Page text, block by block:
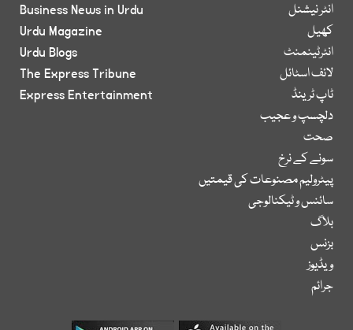
انٹر نیشنل
کھیل
انٹرٹینمنٹ
لائف اسٹائل
ٹاپ ٹرینڈ
دلچسپ و عجیب
صحت
سونے کے نرخ
پیٹرولیم مصنوعات کی قیمتیں
سائنس و ٹیکنالوجی
بلاگ
بزنس
ویڈیوز
جرائم
Business News in Urdu
Urdu Magazine
Urdu Blogs
The Express Tribune
Express Entertainment